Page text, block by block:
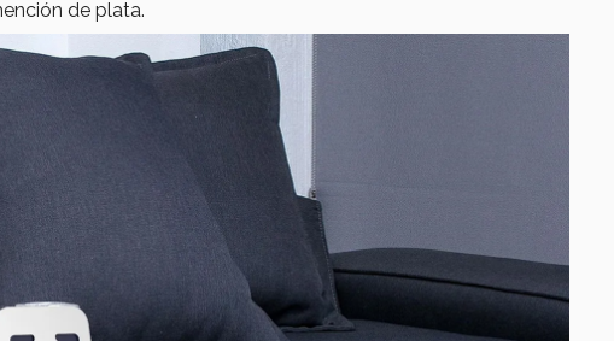
de plata.